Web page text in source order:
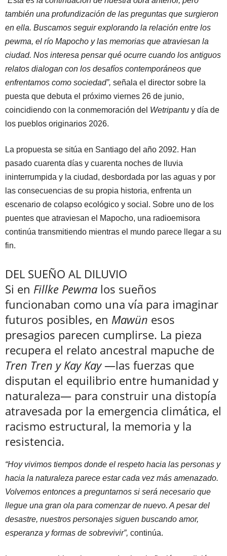
también una profundización de las preguntas que surgieron
en ella. Buscamos seguir explorando la relación entre los
pewma, el río Mapocho y las memorias que atraviesan la
ciudad. Nos interesa pensar qué ocurre cuando los antiguos
relatos dialogan con los desafíos contemporáneos que
enfrentamos como sociedad”, señala el director sobre la
puesta que debuta el próximo viernes 26 de junio,
coincidiendo con la conmemoración del Wetripantu y día de
los pueblos originarios 2026.
La propuesta se sitúa en Santiago del año 2092. Han
pasado cuarenta días y cuarenta noches de lluvia
ininterrumpida y la ciudad, desbordada por las aguas y por
las consecuencias de su propia historia, enfrenta un
escenario de colapso ecológico y social. Sobre uno de los
puentes que atraviesan el Mapocho, una radioemisora
continúa transmitiendo mientras el mundo parece llegar a su
fin.
DEL SUEÑO AL DILUVIO
Si en Fillke Pewma los sueños
funcionaban como una vía para imaginar
futuros posibles, en Mawün esos
presagios parecen cumplirse. La pieza
recupera el relato ancestral mapuche de
Tren Tren y Kay Kay—las fuerzas que
disputan el equilibrio entre humanidad y
naturaleza— para construir una distopía
atravesada por la emergencia climática, el
racismo estructural, la memoria y la
resistencia.
“Hoy vivimos tiempos donde el respeto hacia las personas y
hacia la naturaleza parece estar cada vez más amenazado.
Volvemos entonces a preguntarnos si será necesario que
llegue una gran ola para comenzar de nuevo. A pesar del
desastre, nuestros personajes siguen buscando amor,
esperanza y formas de sobrevivir”, continúa.